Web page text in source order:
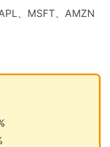
、MSFT、AMZN